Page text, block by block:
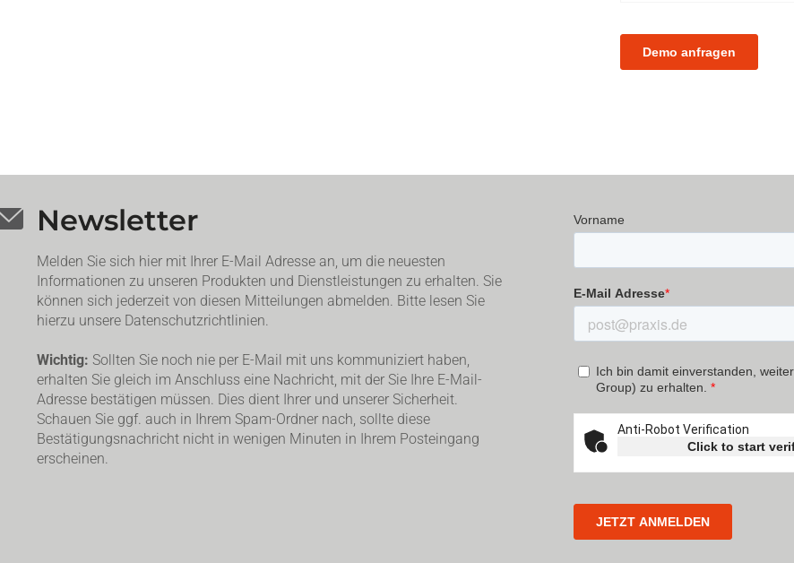
Newsletter
Melden Sie sich hier mit Ihrer E-Mail Adresse an, um die neuesten
Informationen zu unseren Produkten und Dienstleistungen zu erhalten. Sie
können sich jederzeit von diesen Mitteilungen abmelden. Bitte lesen Sie
hierzu unsere Datenschutzrichtlinien.
Wichtig: Sollten Sie noch nie per E-Mail mit uns kommuniziert haben,
erhalten Sie gleich im Anschluss eine Nachricht, mit der Sie Ihre E-Mail-
Adresse bestätigen müssen. Dies dient Ihrer und unserer Sicherheit.
Schauen Sie ggf. auch in Ihrem Spam-Ordner nach, sollte diese
Bestätigungsnachricht nicht in wenigen Minuten in Ihrem Posteingang
erscheinen.